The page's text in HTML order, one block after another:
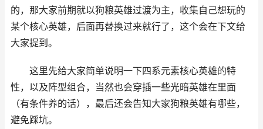
的，那大家前期就以狗粮英雄过渡为主，收集自己想玩的
某个核心英雄，后面再替换过来就行了，这个会在下文给
大家提到。
这里先给大家简单说明一下四系元素核心英雄的特
性，以及阵型组合，当然也会穿插一些光暗英雄在里面
（有条件养的话），最后还会告知大家狗粮英雄有哪些，
避免踩坑。